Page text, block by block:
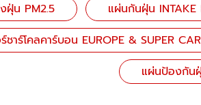
ฝุ่น PM2.5
แผ่นกันฝุ่น INTAKE
ชาร์โคลคาร์บอน EUROPE & SUPER
แผ่นป้องกันฝุ่